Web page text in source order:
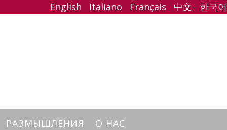
English Italiano Français 中文 한국어
РАЗМЫШЛЕНИЯ О НАС